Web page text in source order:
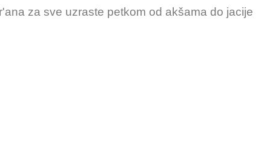
za sve uzraste petkom od akšama do jacije